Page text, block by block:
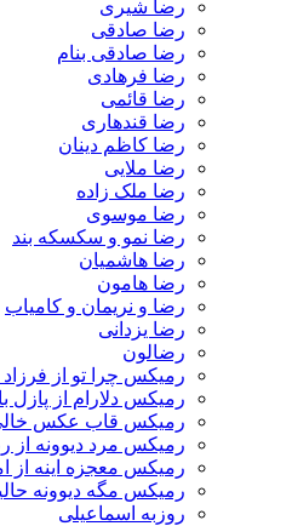
رضا شیری
رضا صادقی
رضا صادقی بنام
رضا فرهادی
رضا قائمی
رضا قندهاری
رضا کاظم دینان
رضا ملایی
رضا ملک زاده
رضا موسوی
رضا نمو و سکسکه بند
رضا هاشمیان
رضا هامون
رضا و نریمان و کامیاب
رضا یزدانی
رضالون
رمیکس چرا تو از
رمیکس دلارام از پازل
رمیکس قاب عکس
رمیکس مرد دیوونه از
رمیکس معجزه اینه از
رمیکس مگه دیوونه
روزبه اسماعیلی